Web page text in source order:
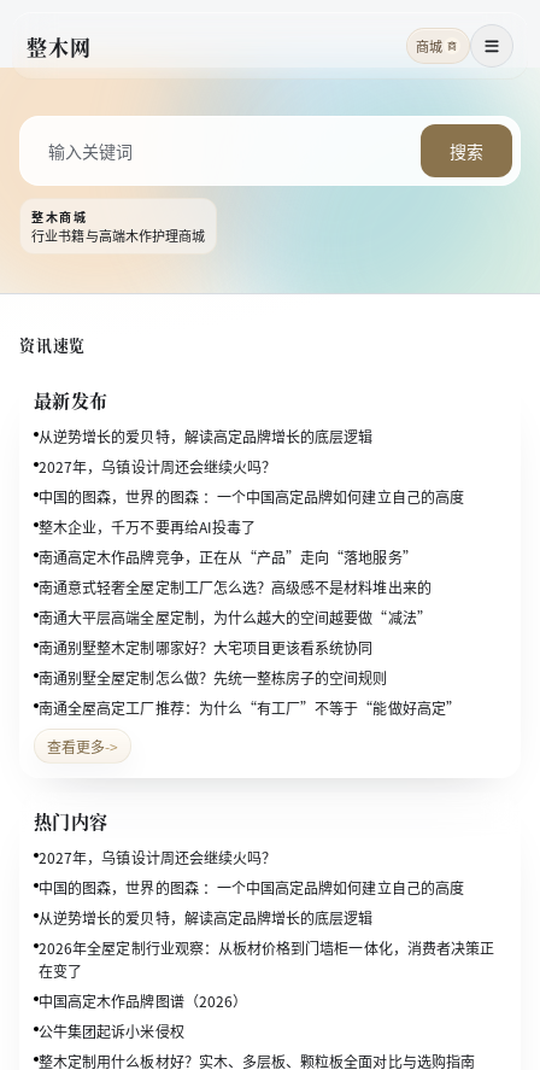
整木网 商城 商 菜单
搜索
整木商城
行业书籍与高端木作护理商城
资讯速览
最新发布
从逆势增长的爱贝特，解读高定品牌增长的底层逻辑
2027年，乌镇设计周还会继续火吗？
中国的图森，世界的图森 ：一个中国高定品牌如何建立自己的高度
整木企业，千万不要再给AI投毒了
南通高定木作品牌竞争，正在从“产品”走向“落地服务”
南通意式轻奢全屋定制工厂怎么选？高级感不是材料堆出来的
南通大平层高端全屋定制，为什么越大的空间越要做“减法”
南通别墅整木定制哪家好？大宅项目更该看系统协同
南通别墅全屋定制怎么做？先统一整栋房子的空间规则
南通全屋高定工厂推荐：为什么“有工厂”不等于“能做好高定”
查看更多->
热门内容
2027年，乌镇设计周还会继续火吗？
中国的图森，世界的图森 ：一个中国高定品牌如何建立自己的高度
从逆势增长的爱贝特，解读高定品牌增长的底层逻辑
2026年全屋定制行业观察：从板材价格到门墙柜一体化，消费者决策正
在变了
中国高定木作品牌图谱（2026）
公牛集团起诉小米侵权
整木定制用什么板材好？实木、多层板、颗粒板全面对比与选购指南